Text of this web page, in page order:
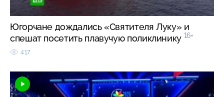
Югорчане дождались «Святителя Луку» и
спешат посетить плавучую поликлинику 16+
417